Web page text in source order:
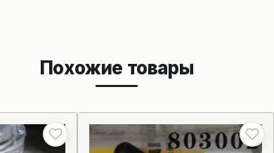
Похожие товары